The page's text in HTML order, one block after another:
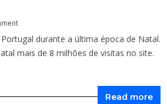
durante a última época de Natal.
mais de 8 milhões de visitas no site.
Read more